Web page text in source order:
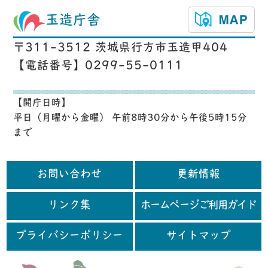
玉造庁舎
〒311-3512 茨城県行方市玉造甲404
【電話番号】0299-55-0111
【開庁日時】
平日（月曜から金曜） 午前8時30分から午後5時15分
まで
お問い合わせ 更新情報
リンク集 ホームページご利用ガイド
プライバシーポリシー サイトマップ